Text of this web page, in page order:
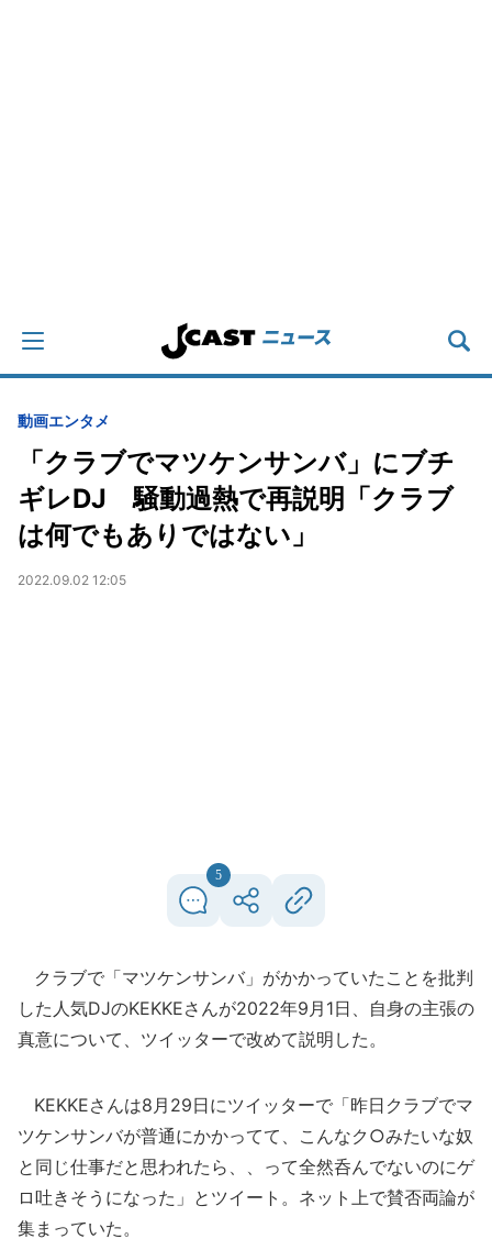
動画エンタメ
「クラブでマツケンサンバ」にブチ
ギレDJ 騒動過熱で再説明「クラブ
は何でもありではない」
2022.09.02 12:05
5
クラブで「マツケンサンバ」がかかっていたことを批判
した人気DJのKEKKEさんが2022年9月1日、自身の主張の
真意について、ツイッターで改めて説明した。
KEKKEさんは8月29日にツイッターで「昨日クラブでマ
ツケンサンバが普通にかかってて、こんなク○みたいな奴
と同じ仕事だと思われたら、、って全然呑んでないのにゲ
ロ吐きそうになった」とツイート。ネット上で賛否両論が
集まっていた。